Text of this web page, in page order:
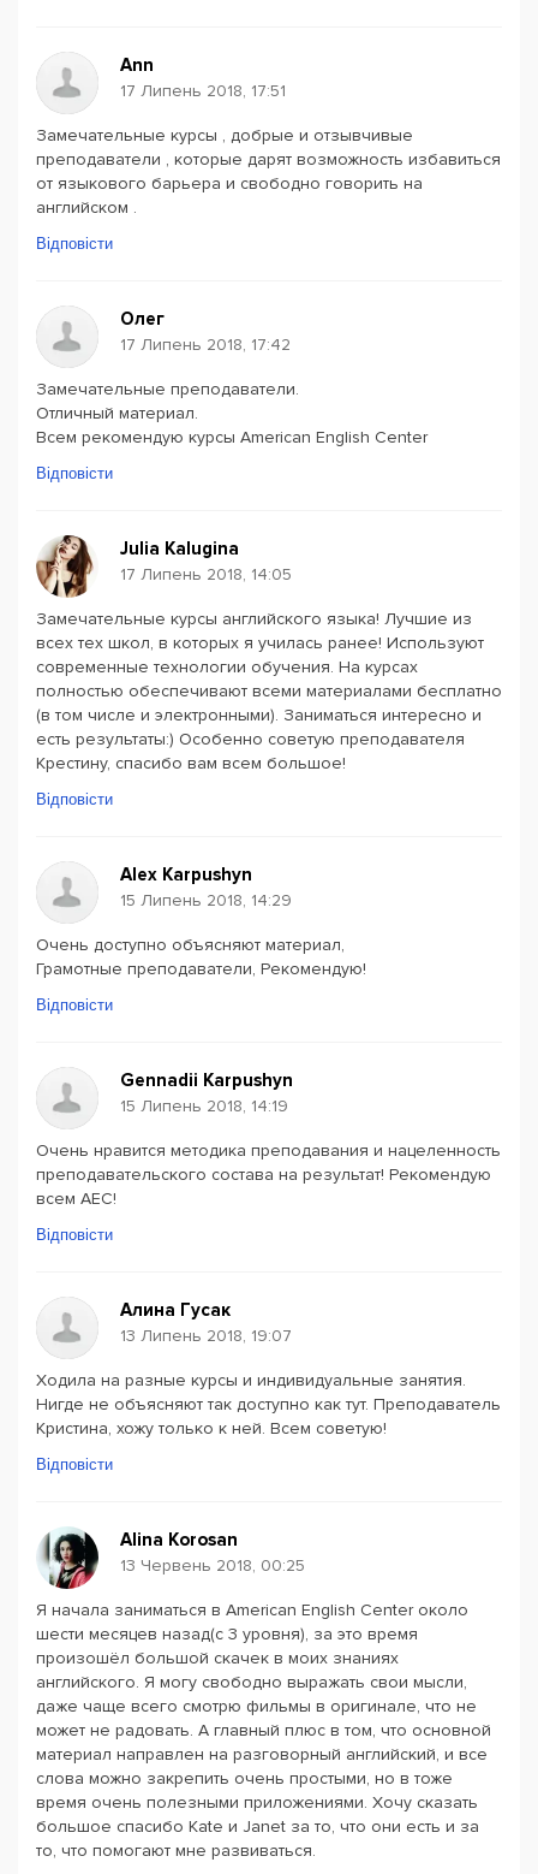
Ann
17 Липень 2018, 17:51
Замечательные курсы , добрые и отзывчивые
преподаватели , которые дарят возможность избавиться
от языкового барьера и свободно говорить на
английском .
Відповісти
Олег
17 Липень 2018, 17:42
Замечательные преподаватели.
Отличный материал.
Всем рекомендую курсы American English Center
Відповісти
Julia Kalugina
17 Липень 2018, 14:05
Замечательные курсы английского языка! Лучшие из
всех тех школ, в которых я училась ранее! Используют
современные технологии обучения. На курсах
полностью обеспечивают всеми материалами бесплатно
(в том числе и электронными). Заниматься интересно и
есть результаты:) Особенно советую преподавателя
Крестину, спасибо вам всем большое!
Відповісти
Alex Karpushyn
15 Липень 2018, 14:29
Очень доступно объясняют материал,
Грамотные преподаватели, Рекомендую!
Відповісти
Gennadii Karpushyn
15 Липень 2018, 14:19
Очень нравится методика преподавания и нацеленность
преподавательского состава на результат! Рекомендую
всем AEC!
Відповісти
Алина Гусак
13 Липень 2018, 19:07
Ходила на разные курсы и индивидуальные занятия.
Нигде не объясняют так доступно как тут. Преподаватель
Кристина, хожу только к ней. Всем советую!
Відповісти
Alina Korosan
13 Червень 2018, 00:25
Я начала заниматься в American English Center около
шести месяцев назад(с 3 уровня), за это время
произошёл большой скачек в моих знаниях
английского. Я могу свободно выражать свои мысли,
даже чаще всего смотрю фильмы в оригинале, что не
может не радовать. А главный плюс в том, что основной
материал направлен на разговорный английский, и все
слова можно закрепить очень простыми, но в тоже
время очень полезными приложениями. Хочу сказать
большое спасибо Kate и Janet за то, что они есть и за
то, что помогают мне развиваться.